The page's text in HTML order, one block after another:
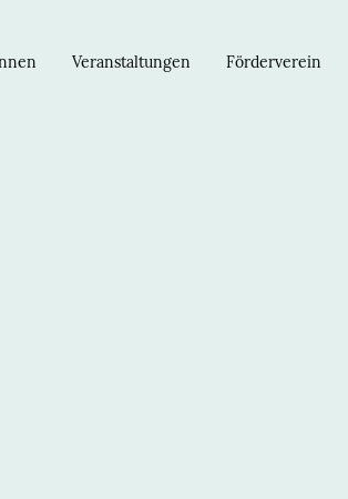
Veranstaltungen Förderverein